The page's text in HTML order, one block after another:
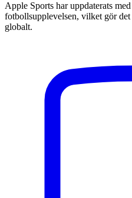
Apple Sports har uppdaterats
fotbollsupplevelsen, vilket gör
globalt.